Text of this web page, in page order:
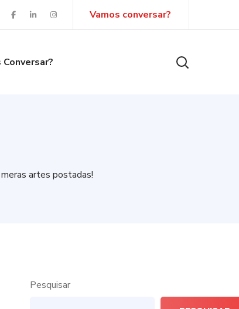
Vamos conversar?
Conversar?
artes postadas!
Pesquisar